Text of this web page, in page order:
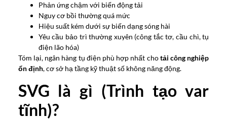
Phản ứng chậm với biến động tải
Nguy cơ bồi thường quá mức
Hiệu suất kém dưới sự biến dạng sóng hài
Yêu cầu bảo trì thường xuyên (công tắc tơ, cầu chì, tụ
điện lão hóa)
Tóm lại, ngân hàng tụ điện phù hợp nhất chotải công nghiệp
ổn định, cơ sở hạ tầng kỹ thuật số không năng động.
SVG là gì (Trình tạo var
tĩnh)?